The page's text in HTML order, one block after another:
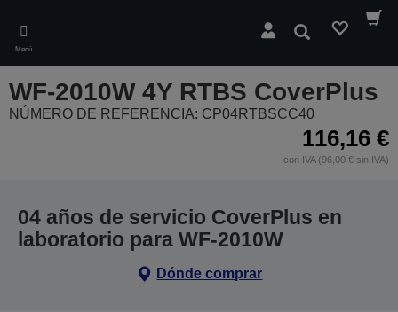
main
content
Menú
Buscar
WF-2010W 4Y RTBS CoverPlus
NÚMERO DE REFERENCIA: CP04RTBSCC40
116,16 €
con IVA (96,00 € sin IVA)
04 años de servicio CoverPlus en
laboratorio para WF-2010W
Dónde comprar